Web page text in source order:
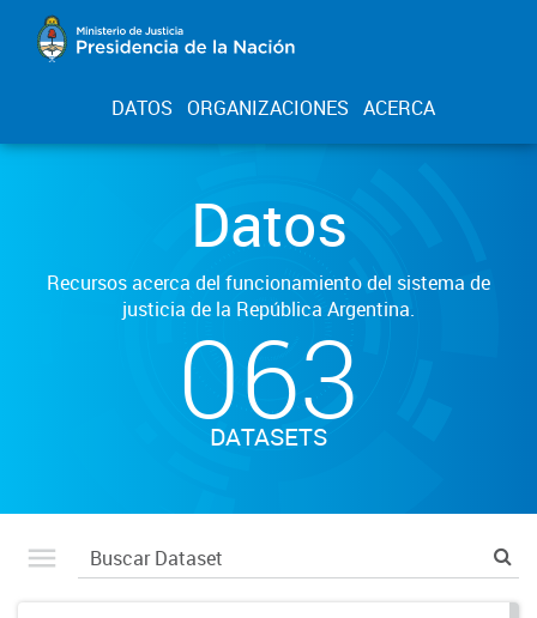
DATOS ORGANIZACIONES ACERCA
Datos
Recursos acerca del funcionamiento del sistema de
justicia de la República Argentina.
063
DATASETS